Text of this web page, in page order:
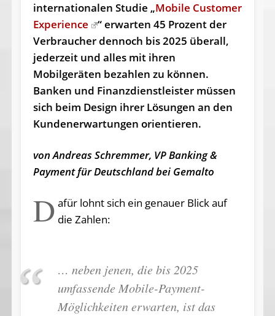
internationalen Studie „Mobile Customer
Experience
“ erwarten 45 Prozent der
Verbraucher dennoch bis 2025 überall,
jederzeit und alles mit ihren
Mobilgeräten bezahlen zu können.
Banken und Finanzdienstleister müssen
sich beim Design ihrer Lösungen an den
Kundenerwartungen orientieren.
von Andreas Schremmer, VP Banking &
Payment für Deutschland bei Gemalto
D afür lohnt sich ein genauer Blick auf
die Zahlen:
… neben jenen, die bis 2025
umfassende Mobile-Payment-
Möglichkeiten erwarten, ist das